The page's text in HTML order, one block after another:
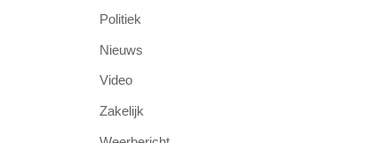
Politiek
Nieuws
Video
Zakelijk